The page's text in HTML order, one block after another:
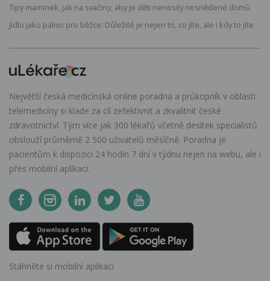
Tipy maminek, jak na svačiny, aby je děti nenosily nesnědené domů
Jídlo jako palivo pro běžce: Důležité je nejen to, co jíte, ale i kdy to jíte
Největší česká medicínská online poradna a průkopník v oblasti
telemedicíny si klade za cíl zefektivnit a zkvalitnit české
zdravotnictví. Tým více jak 300 lékařů včetně desítek specialistů
obslouží průměrně 2 500 uživatelů měsíčně. Poradna je
pacientům k dispozici 24 hodin 7 dní v týdnu nejen na webu, ale i
přes mobilní aplikaci.
Stáhněte si mobilní aplikaci